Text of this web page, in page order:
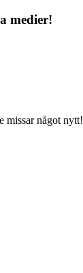
medier!
missar något nytt!